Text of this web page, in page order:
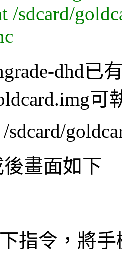
/sdcard/
dhd已
sdcard/
畫面如下
指令，將